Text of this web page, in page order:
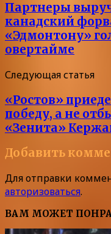
Партнеры
канадский
«Эдмонтону»
овертайме
Следующая статья
«Ростов»
победу, а не
«Зенита»
Добавить
Для отправки
авторизоваться.
ВАМ МОЖЕТ